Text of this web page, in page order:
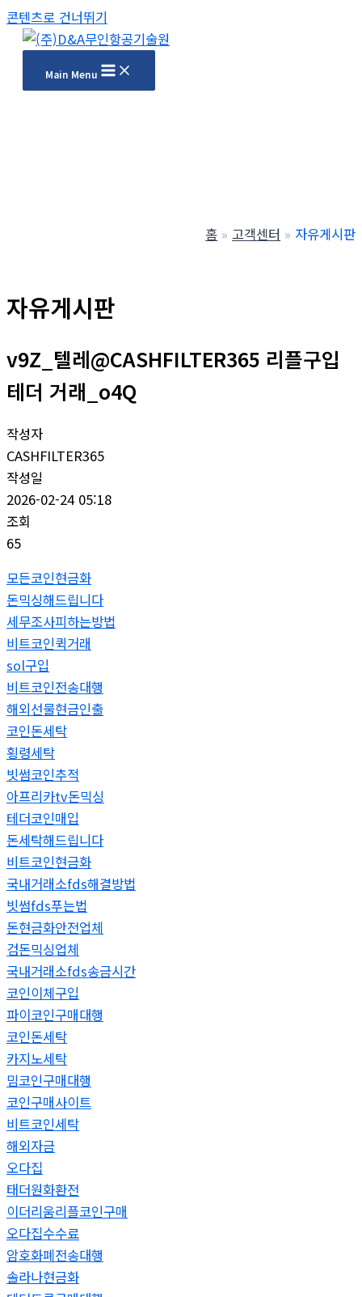
콘텐츠로 건너뛰기
Main Menu
홈 고객센터 자유게시판
자유게시판
v9Z_텔레@CASHFILTER365 리플구입
테더 거래_o4Q
작성자
CASHFILTER365
작성일
2026-02-24 05:18
조회
65
모든코인현금화
돈믹싱해드립니다
세무조사피하는방법
비트코인퀵거래
sol구입
비트코인전송대행
해외선물현금인출
코인돈세탁
횡령세탁
빗썸코인추적
아프리카tv돈믹싱
테더코인매입
돈세탁해드립니다
비트코인현금화
국내거래소fds해결방법
빗썸fds푸는법
돈현금화안전업체
검돈믹싱업체
국내거래소fds송금시간
코인이체구입
파이코인구매대행
코인돈세탁
카지노세탁
밈코인구매대행
코인구매사이트
비트코인세탁
해외자금
오다집
태더원화환전
이더리움리플코인구매
오다집수수료
암호화폐전송대행
솔라나현금화